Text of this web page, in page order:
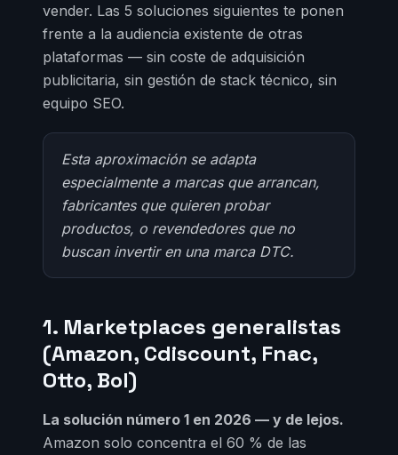
vender. Las 5 soluciones siguientes te ponen
frente a la audiencia existente de otras
plataformas — sin coste de adquisición
publicitaria, sin gestión de stack técnico, sin
equipo SEO.
Esta aproximación se adapta
especialmente a marcas que arrancan,
fabricantes que quieren probar
productos, o revendedores que no
buscan invertir en una marca DTC.
1. Marketplaces generalistas
(Amazon, Cdiscount, Fnac,
Otto, Bol)
La solución número 1 en 2026 — y de lejos.
Amazon solo concentra el 60 % de las